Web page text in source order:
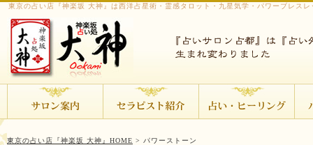
東京の占い店『神楽坂 大神』は西洋占星術・霊感タロット・九星気学・パワーブレス
東京の占い店『神楽坂 大神』HOME > パワーストーン